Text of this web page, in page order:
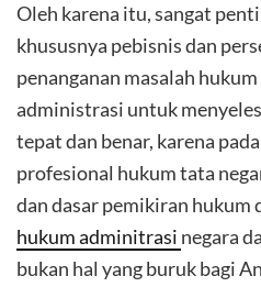
Oleh karena itu, sangat
khususnya pebisnis dan
penanganan masalah
administrasi untuk
tepat dan benar, karena
profesional hukum tata
dan dasar pemikiran hukum
hukum adminitrasi negara
bukan hal yang buruk bagi